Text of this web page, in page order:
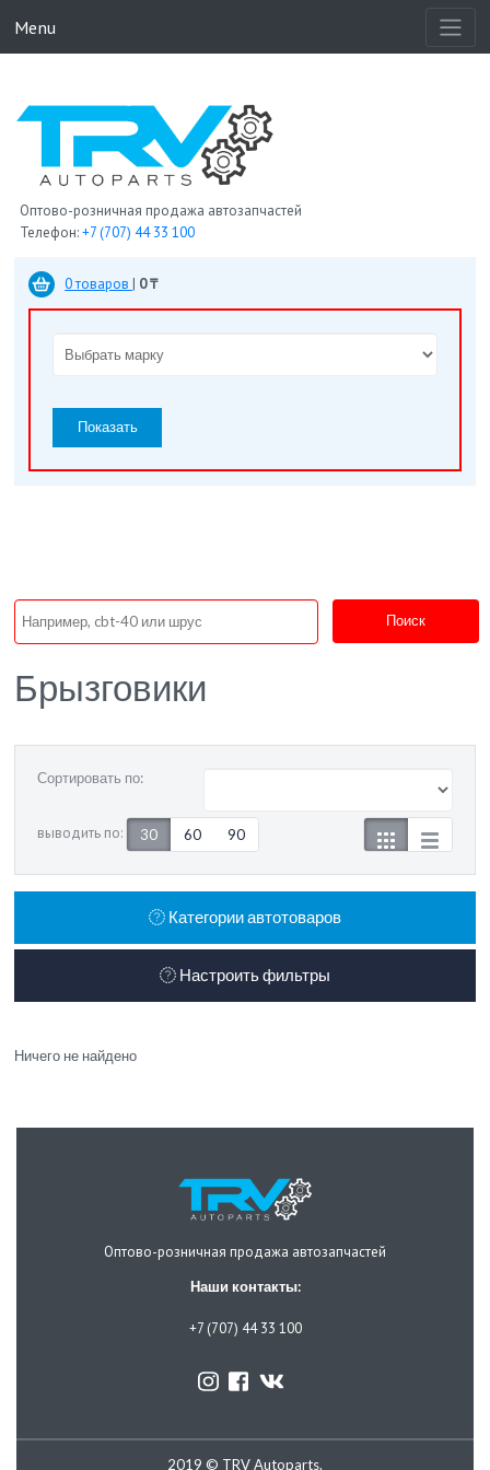
Menu
Оптово-розничная продажа автозапчастей
Телефон:+7 (707) 44 33 100
0 товаров | 0 ₸
Показать
Поиск
Брызговики
Сортировать по:
выводить по: 30 60 90
Категории автотоваров
Настроить фильтры
Ничего не найдено
Оптово-розничная продажа автозапчастей
Наши контакты:
+7 (707) 44 33 100
2019 © TRV Autoparts.